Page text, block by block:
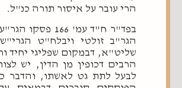
הרי עובר על איסור תורה כנ"ל.
בפד"ר ח"ד עמ' 166
הגר"ב זולטי ויבלח"ט
שליט"א, דבמקום שפליגי יחיד
הרבים דכופין מן הדין, יש
לבעל לתת גט לאשתו, והדבר